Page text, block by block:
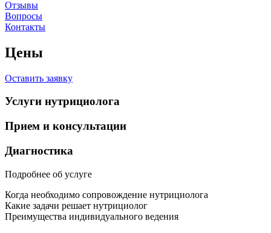
Отзывы
Вопросы
Контакты
Цены
Оставить заявку
Услуги нутрициолога
Прием и консультации
Диагностика
Подробнее об услуге
Когда необходимо сопровождение нутрициолога
Какие задачи решает нутрициолог
Преимущества индивидуального ведения